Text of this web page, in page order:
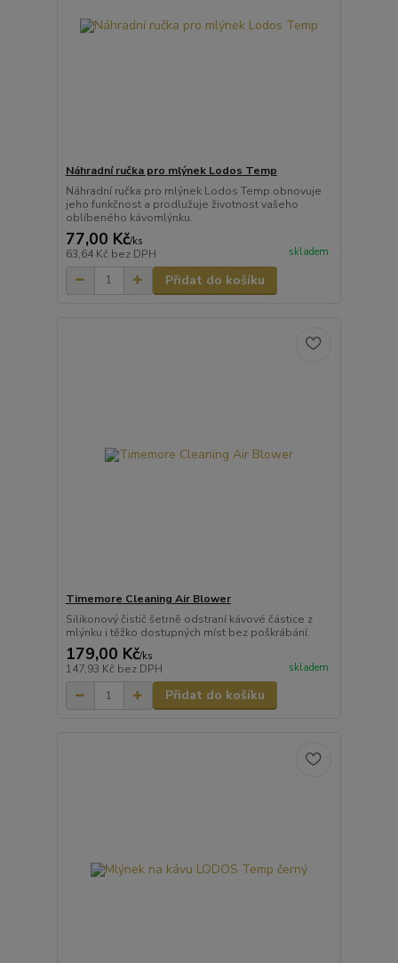
Náhradní ručka pro mlýnek Lodos Temp
Náhradní ručka pro mlýnek Lodos Temp obnovuje
jeho funkčnost a prodlužuje životnost vašeho
oblíbeného kávomlýnku.
77,00 Kč/ks
63,64 Kč bez DPH skladem
Přidat do košíku
Timemore Cleaning Air Blower
Silikonový čistič šetrně odstraní kávové částice z
mlýnku i těžko dostupných míst bez poškrábání.
179,00 Kč/ks
147,93 Kč bez DPH skladem
Přidat do košíku